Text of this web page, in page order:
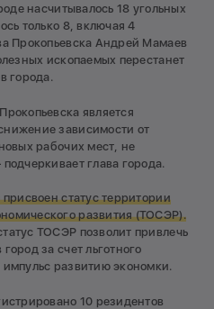
насчитывалось 18 угольных
только 8, включая 4
Прокопьевска Андрей Мамаев
ископаемых перестанет
города.
является
зависимости от
рабочих мест, не
глава города.
статус территории
развития (ТОСЭР).
ТОСЭР позволит привлечь
за счет льготного
развитию экономки.
10 резидентов